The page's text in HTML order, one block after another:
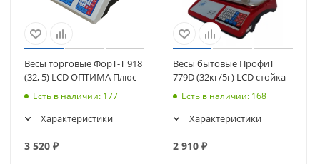
Весы торговые ФорТ-Т 918
(32, 5) LCD ОПТИМА Плюс
Есть в наличии: 177
Характеристики
3 520 ₽
Весы бытовые ПрофиТ
779D (32кг/5г) LCD стойка
Есть в наличии: 168
Характеристики
2 910₽